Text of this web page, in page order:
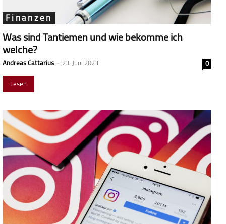
Finanzen
Was sind Tantiemen und wie bekomme ich
welche?
Andreas Cattarius - 23. Juni 2023
0
Lesen